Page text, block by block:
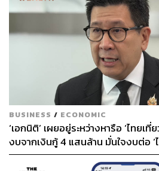
BUSINESS / ECONOMIC
‘เอกนิติ’ เผยอยู่ระหว่างหารือ ‘ไทยเ
งบจากเงินกู้ 4 แสนล้าน มั่นใจงบต่อ ‘
เฟส 2 มีเพียงพอ